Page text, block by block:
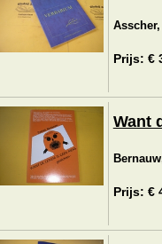
Prijs: €
Want
Prijs: €